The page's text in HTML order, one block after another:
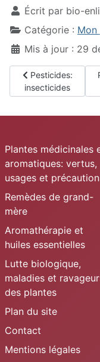
Écrit par bio-
Catégorie :
Mis à jour : 29
Article précédent :
Pesticides:
insecticides
Plantes médicinales
aromatiques: vertus,
usages et
Remèdes de grand-
mère
Aromathérapie et
huiles essentielles
Lutte biologique,
maladies et
des plantes
Plan du site
Contact
Mentions légales